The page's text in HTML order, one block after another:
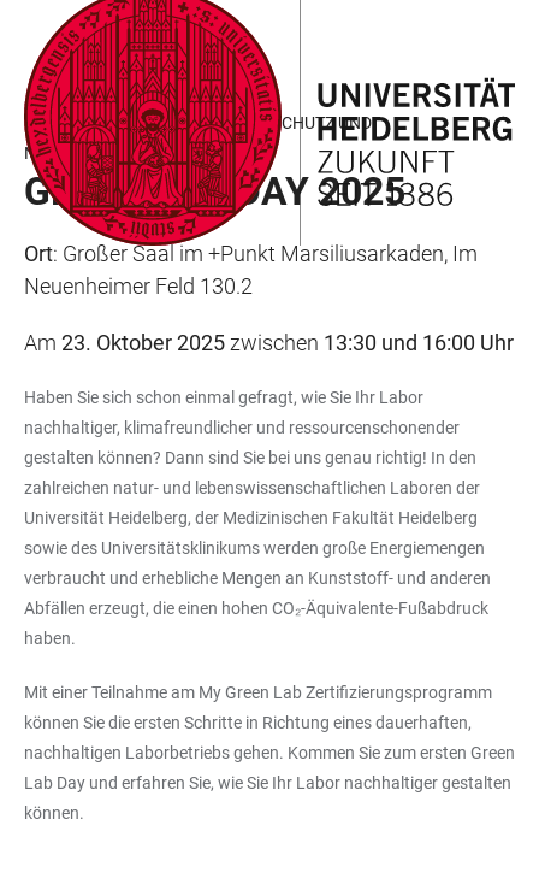
LINKS
ZUR
BARRIEREFREIHEIT
ZUM
HAUPTINHALT
HAUPTNAVIGATION
ÖFFNEN
WEBSEITENSUCHE
ÖFFNEN
PROJEKTBÜRO ENERGIE, KLIMASCHUTZ UND
NACHHALTIGKEIT
GREEN LAB DAY 2025
Ort: Großer Saal im +Punkt Marsiliusarkaden, Im
Neuenheimer Feld 130.2
Am 23. Oktober 2025 zwischen 13:30 und 16:00 Uhr
Haben Sie sich schon einmal gefragt, wie Sie Ihr Labor
nachhaltiger, klimafreundlicher und ressourcenschonender
gestalten können? Dann sind Sie bei uns genau richtig! In den
zahlreichen natur- und lebenswissenschaftlichen Laboren der
Universität Heidelberg, der Medizinischen Fakultät Heidelberg
sowie des Universitätsklinikums werden große Energiemengen
verbraucht und erhebliche Mengen an Kunststoff- und anderen
Abfällen erzeugt, die einen hohen CO₂-Äquivalente-Fußabdruck
haben.
Mit einer Teilnahme am My Green Lab Zertifizierungsprogramm
können Sie die ersten Schritte in Richtung eines dauerhaften,
nachhaltigen Laborbetriebs gehen. Kommen Sie zum ersten Green
Lab Day und erfahren Sie, wie Sie Ihr Labor nachhaltiger gestalten
können.